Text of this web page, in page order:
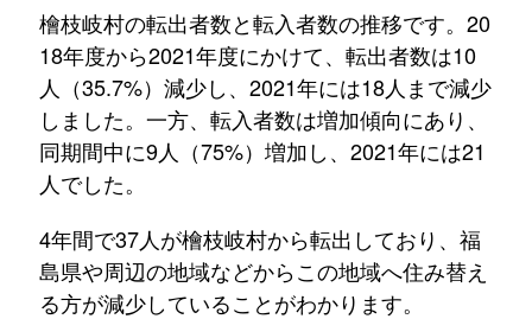
檜枝岐村の転出者数と転入者数の推移です。20
18年度から2021年度にかけて、転出者数は10
人（35.7%）減少し、2021年には18人まで減少
しました。一方、転入者数は増加傾向にあり、
同期間中に9人（75%）増加し、2021年には21
人でした。
4年間で37人が檜枝岐村から転出しており、福
島県や周辺の地域などからこの地域へ住み替え
る方が減少していることがわかります。